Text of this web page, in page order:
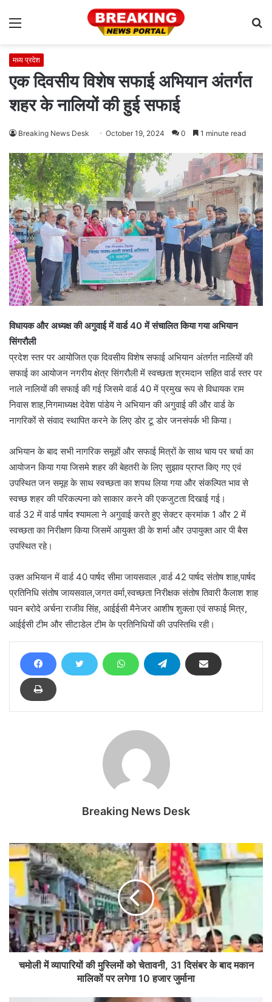
Menu
मध्य प्रदेश
एक दिवसीय विशेष सफाई अभियान अंतर्गत
शहर के नालियों की हुई सफाई
Breaking News Desk October 19, 2024 0 1 minute read
विधायक और अध्यक्ष की अगुवाई में वार्ड 40 में संचालित किया गया अभियान
सिंगरौली
प्रदेश स्तर पर आयोजित एक दिवसीय विशेष सफाई अभियान अंतर्गत नालियों की
सफाई का आयोजन नगरीय क्षेत्र सिंगरौली में स्वच्छता श्रमदान सहित वार्ड स्तर पर
नाले नालियों की सफाई की गई जिसमे वार्ड 40 में प्रमुख रूप से विधायक राम
निवास शाह,निगमाध्यक्ष देवेश पांडेय ने अभियान की अगुवाई की और वार्ड के
नागरिकों से संवाद स्थापित करने के लिए डोर टू डोर जनसंपर्क भी किया।
अभियान के बाद सभी नागरिक समूहों और सफाई मित्रों के साथ चाय पर चर्चा का
आयोजन किया गया जिसमे शहर की बेहतरी के लिए सुझाव प्राप्त किए गए एवं
उपस्थित जन समूह के साथ स्वच्छता का शपथ लिया गया और संकल्पित भाव से
स्वच्छ शहर की परिकल्पना को साकार करने की एकजुटता दिखाई गई।
वार्ड 32 में वार्ड पार्षद श्यामला ने अगुवाई करते हुए सेक्टर क्रमांक 1 और 2 में
स्वच्छता का निरीक्षण किया जिसमें आयुक्त डी के शर्मा और उपायुक्त आर पी बैस
उपस्थित रहे।
उक्त अभियान में वार्ड 40 पार्षद सीमा जायसवाल ,वार्ड 42 पार्षद संतोष शाह,पार्षद
प्रतिनिधि संतोष जायसवाल,जगत वर्मा,स्वच्छता निरीक्षक संतोष तिवारी कैलाश शाह
पवन बरोदे अर्चना राजीव सिंह, आईईसी मैनेजर आशीष शुक्ला एवं सफाई मित्र,
आईईसी टीम और सीटाडेल टीम के प्रतिनिधियों की उपस्तिथि रही।
Breaking News Desk
चमोली में व्यापारियों की मुस्लिमों को चेतावनी, 31 दिसंबर के बाद मकान
मालिकों पर लगेगा 10 हजार जुर्माना